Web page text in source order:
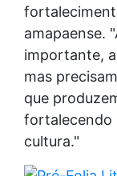
amapaense.
importante,
mas
que
fortalecendo
cultura."